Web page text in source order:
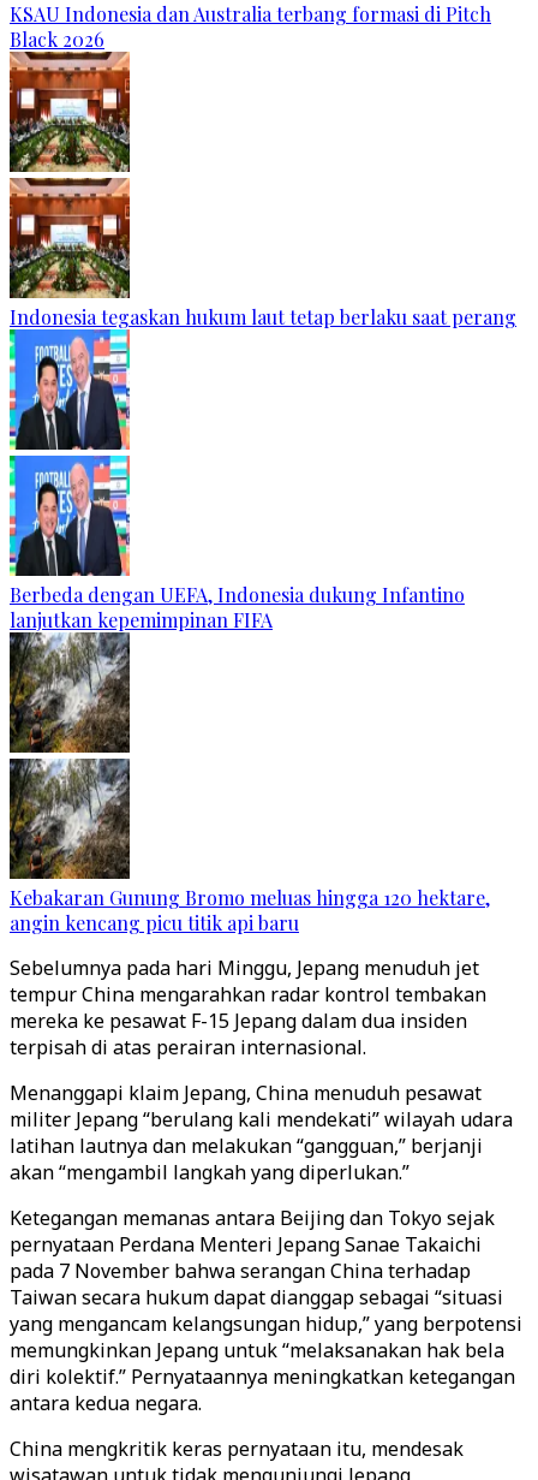
KSAU Indonesia dan Australia terbang formasi di Pitch
Black 2026
Indonesia tegaskan hukum laut tetap berlaku saat perang
Berbeda dengan UEFA, Indonesia dukung Infantino
lanjutkan kepemimpinan FIFA
Kebakaran Gunung Bromo meluas hingga 120 hektare,
angin kencang picu titik api baru
Sebelumnya pada hari Minggu, Jepang menuduh jet
tempur China mengarahkan radar kontrol tembakan
mereka ke pesawat F-15 Jepang dalam dua insiden
terpisah di atas perairan internasional.
Menanggapi klaim Jepang, China menuduh pesawat
militer Jepang “berulang kali mendekati” wilayah udara
latihan lautnya dan melakukan “gangguan,” berjanji
akan “mengambil langkah yang diperlukan.”
Ketegangan memanas antara Beijing dan Tokyo sejak
pernyataan Perdana Menteri Jepang Sanae Takaichi
pada 7 November bahwa serangan China terhadap
Taiwan secara hukum dapat dianggap sebagai “situasi
yang mengancam kelangsungan hidup,” yang berpotensi
memungkinkan Jepang untuk “melaksanakan hak bela
diri kolektif.” Pernyataannya meningkatkan ketegangan
antara kedua negara.
China mengkritik keras pernyataan itu, mendesak